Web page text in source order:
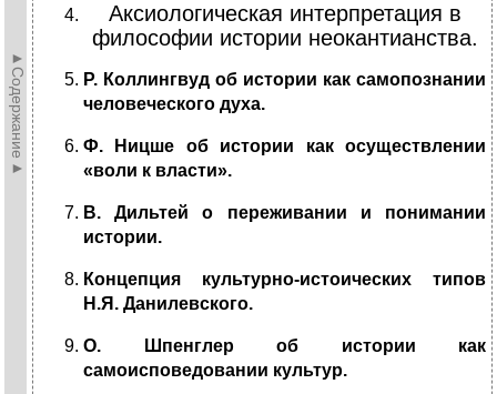
►Содержание►
Аксиологическая интерпретация в
философии истории неокантианства.
Р. Коллингвуд об истории как самопознании
человеческого духа.
Ф. Ницше об истории как осуществлении
«воли к власти».
В. Дильтей о переживании и понимании
истории.
Концепция культурно-истоических типов
Н.Я. Данилевского.
О. Шпенглер об истории как
самоисповедовании культур.